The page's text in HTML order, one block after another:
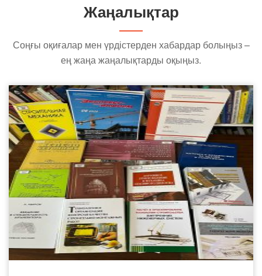
Жаңалықтар
Соңғы оқиғалар мен үрдістерден хабардар болыңыз –
ең жаңа жаңалықтарды оқыңыз.